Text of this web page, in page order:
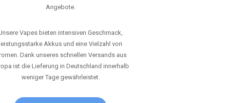
Angebote.
Vapes bieten intensiven Geschmack,
leistungsstarke Akkus und eine Vielzahl von
Dank unseres schnellen Versands aus
ist die Lieferung in Deutschland innerhalb
weniger Tage gewährleistet.